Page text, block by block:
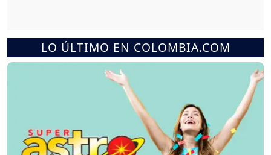
LO ÚLTIMO EN COLOMBIA.COM